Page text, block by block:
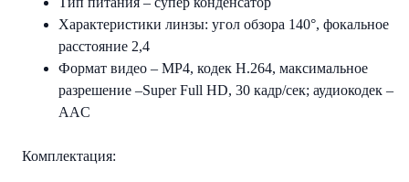
Характеристики линзы: угол обзора 140°, фокальное
расстояние 2,4
Формат видео – MP4, кодек H.264, максимальное
разрешение –Super Full HD, 30 кадр/сек; аудиокодек –
AAC
Комплектация: